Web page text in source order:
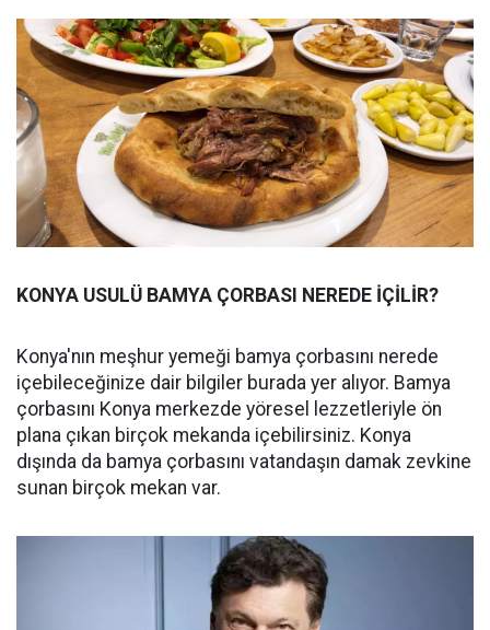
KONYA USULÜ BAMYA ÇORBASI NEREDE İÇİLİR?
Konya'nın meşhur yemeği bamya çorbasını nerede
içebileceğinize dair bilgiler burada yer alıyor. Bamya
çorbasını Konya merkezde yöresel lezzetleriyle ön
plana çıkan birçok mekanda içebilirsiniz. Konya
dışında da bamya çorbasını vatandaşın damak zevkine
sunan birçok mekan var.